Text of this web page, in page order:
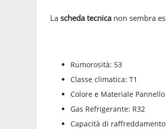
La scheda tecnica non sembra
Rumorosità: 53
Classe climatica: T1
Colore e Materiale
Gas Refrigerante: R32
Capacità di raffreddamento